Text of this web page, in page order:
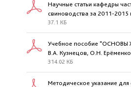
Научные статьи кафедры
свиноводства за 2011-2015
37.1 КБ
Учебное пособие
В.А. Кузнецов, О.Н.
314.02 КБ
Методическое указание для